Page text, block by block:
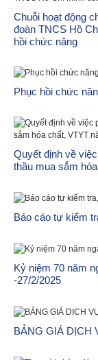
Chuỗi hoạt động
đoàn TNCS Hồ
hồi chức năng
Phục hồi chức
Quyết định về
thầu mua sắm
Báo cáo tự kiểm
Kỷ niệm 70 năm
-27/2/2025
BẢNG GIÁ DỊCH